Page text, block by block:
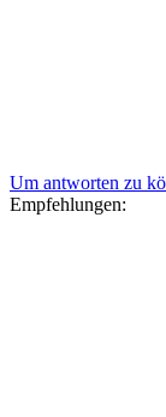
Um antworten zu
Empfehlungen: